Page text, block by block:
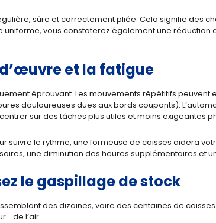
sûre et correctement pliée. Cela signifie des
vous constaterez également une
et la fatigue
éprouvant. Les mouvements répétitifs
douloureuses dues aux bords coupants).
sur des tâches plus utiles et moins exigeantes
suivre le rythme, une formeuse de caisses aidera
une diminution des heures supplémentaires et
le gaspillage de stock
des dizaines, voire des centaines de
de l’air.